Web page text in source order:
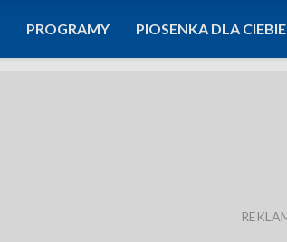
PROGRAMY PIOSENKA DLA CIEBIE